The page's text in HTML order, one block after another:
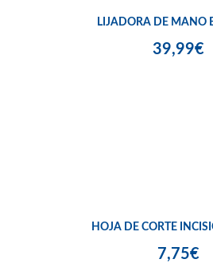
LIJADORA DE MANO
39,99€
HOJA DE
7,75€